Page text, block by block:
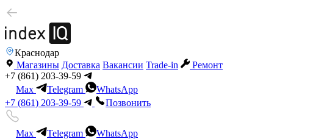
Краснодар
Магазины Доставка Вакансии Trade-in
Ремонт
+7 (861) 203-39-59
Max
Telegram
WhatsApp
+7 (861) 203-39-59
Позвонить
Max Telegram
WhatsApp